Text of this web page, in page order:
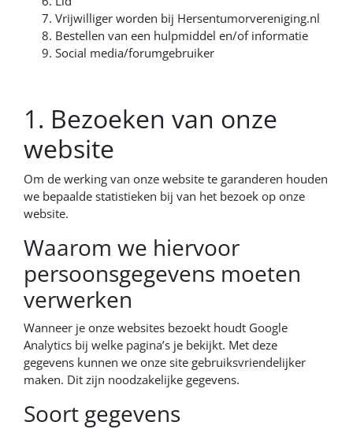
Vrijwilliger worden bij Hersentumorvereniging.nl
Bestellen van een hulpmiddel en/of informatie
Social media/forumgebruiker
1. Bezoeken van onze
website
Om de werking van onze website te garanderen houden
we bepaalde statistieken bij van het bezoek op onze
website.
Waarom we hiervoor
persoonsgegevens moeten
verwerken
Wanneer je onze websites bezoekt houdt Google
Analytics bij welke pagina’s je bekijkt. Met deze
gegevens kunnen we onze site gebruiksvriendelijker
maken. Dit zijn noodzakelijke gegevens.
Soort gegevens